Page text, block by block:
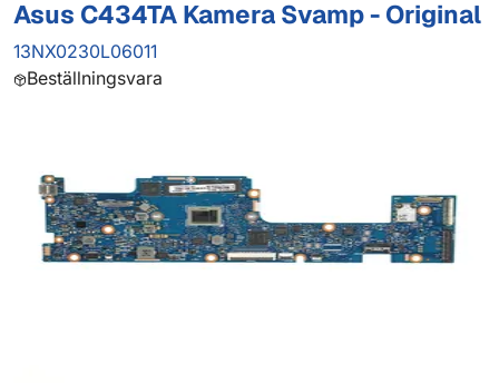
Asus C434TA Kamera Svamp - Original
13NX0230L06011
Beställningsvara